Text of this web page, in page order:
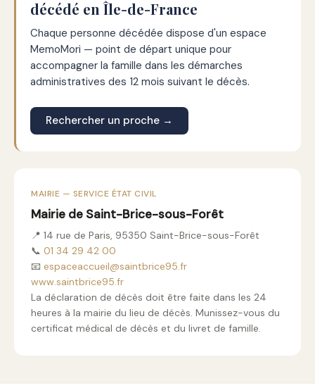
décédé en Île-de-France
Chaque personne décédée dispose d'un espace
MemoMori — point de départ unique pour
accompagner la famille dans les démarches
administratives des 12 mois suivant le décès.
Rechercher un proche →
MAIRIE — SERVICE ÉTAT CIVIL
Mairie de Saint-Brice-sous-Forêt
📍 14 rue de Paris, 95350 Saint-Brice-sous-Forêt
📞 01 34 29 42 00
📧 espaceaccueil@saintbrice95.fr
www.saintbrice95.fr
La déclaration de décès doit être faite dans les 24
heures à la mairie du lieu de décès. Munissez-vous du
certificat médical de décès et du livret de famille.